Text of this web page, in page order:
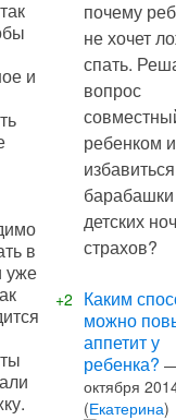
и
в
уже
почему
не хочет
спать.
вопрос
ребенком
детских
страхов?
+2 Каким
можно
аппетит у
ребенка?
октября
(Екатерина)